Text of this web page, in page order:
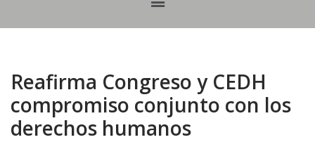
Reafirma Congreso y CEDH
compromiso conjunto con los
derechos humanos